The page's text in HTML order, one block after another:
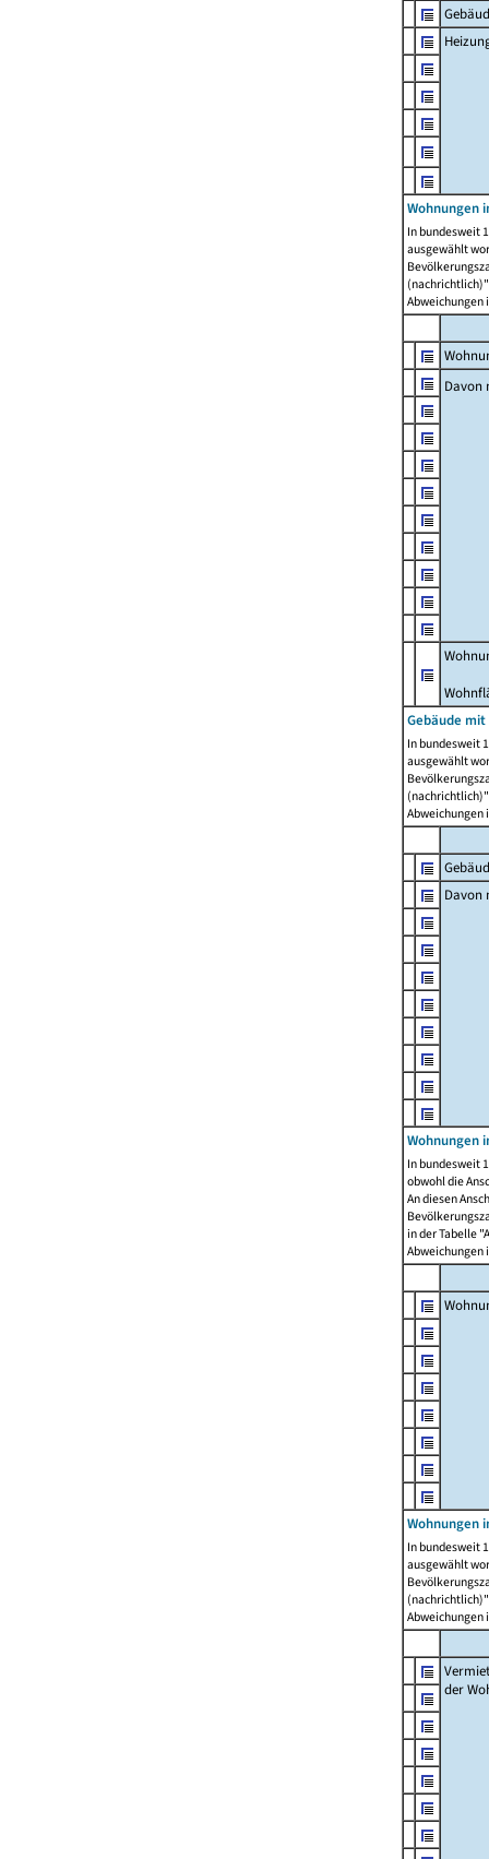
Wohnungen
In bundesweit
ausgewählt
Abweichungen
Davon
Gebäude
In bundesweit
ausgewählt
Abweichungen
Davon
Wohnungen
In bundesweit
obwohl die
An diesen
in der Tabelle
Abweichungen
Wohnungen
In bundesweit
ausgewählt
Abweichungen
der